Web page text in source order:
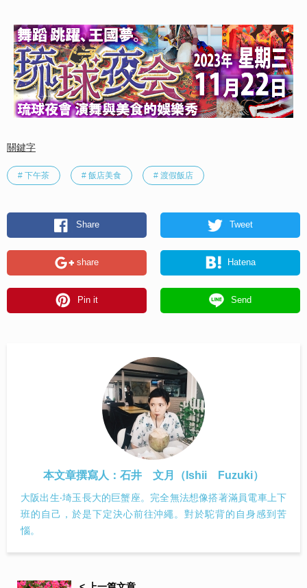
關鍵字
# 下午茶 # 飯店美食 # 渡假飯店
Share Tweet
share Hatena
Pin it Send
本文章撰寫人： 石井 文月（Ishii Fuzuki）
大阪出生‧埼玉長大的巨蟹座。完全無法想像搭著滿員電車上下
班的自己，於是下定決心前往沖繩。對於駝背的自身感到苦
惱。